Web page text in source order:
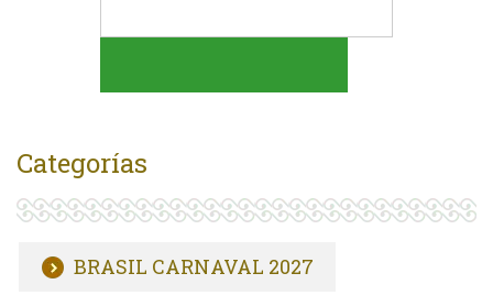
Categorías
BRASIL CARNAVAL 2027